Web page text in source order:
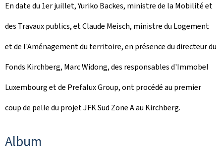
é
e
l
e
En date du 1er juillet, Yuriko Backes, ministre de la Mobilité et
des Travaux publics, et Claude Meisch, ministre du Logement
et de l'Aménagement du territoire, en présence du directeur du
Fonds Kirchberg, Marc Widong, des responsables d'Immobel
Luxembourg et de Prefalux Group, ont procédé au premier
coup de pelle du projet JFK Sud Zone A au Kirchberg.
Album